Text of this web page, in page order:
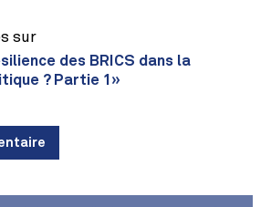
sur
des BRICS dans la
? Partie 1»